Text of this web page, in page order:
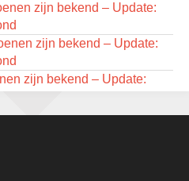
2026
zijn bekend – Update:
zijn bekend – Update:
zijn bekend – Update:
2026-2027 – hoe te